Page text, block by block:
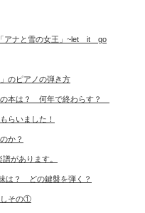
アナと雪の女王」~let it go
のピアノの弾き方
の本は？ 何年で終わらす？
らいました！
か？
があります。
は？ どの鍵盤を弾く？
しその①